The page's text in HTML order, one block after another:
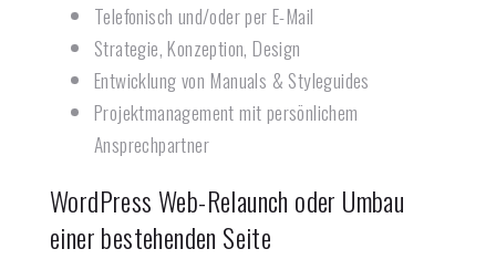
Telefonisch und/oder per E-Mail
Strategie, Konzeption, Design
Entwicklung von Manuals & Styleguides
Projektmanagement mit persönlichem
Ansprechpartner
WordPress Web-Relaunch oder Umbau
einer bestehenden Seite